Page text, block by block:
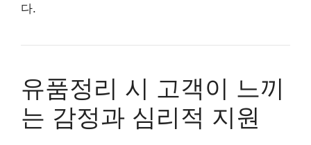
다.
유품정리 시 고객이 느끼
는 감정과 심리적 지원